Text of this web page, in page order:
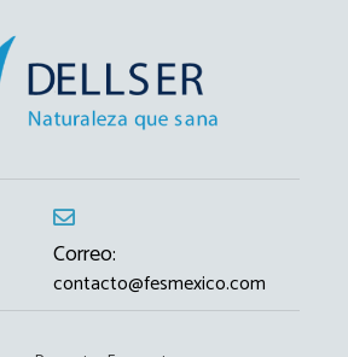
Correo:
contacto@fesmexico.com